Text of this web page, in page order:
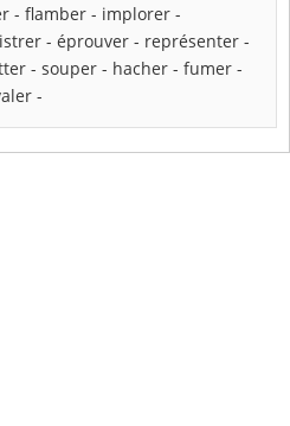
- flamber - implorer -
- éprouver - représenter -
- souper - hacher - fumer -
-